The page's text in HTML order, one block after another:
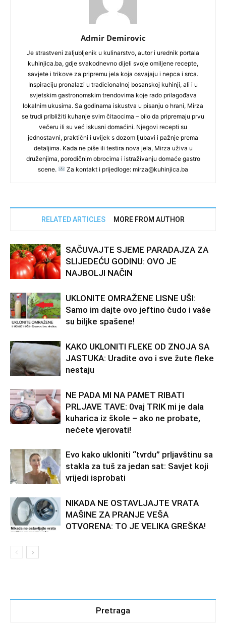
Admir Demirovic
Je strastveni zaljubljenik u kulinarstvo, autor i urednik portala
kuhinjica.ba, gdje svakodnevno dijeli svoje omiljene recepte,
savjete i trikove za pripremu jela koja osvajaju i nepca i srca.
Inspiraciju pronalazi u tradicionalnoj bosanskoj kuhinji, ali i u
svjetskim gastronomskim trendovima koje rado prilagođava
lokalnim ukusima. Sa godinama iskustva u pisanju o hrani, Mirza
se trudi približiti kuhanje svim čitaocima – bilo da pripremaju prvu
večeru ili su već iskusni domaćini. Njegovi recepti su
jednostavni, praktični i uvijek s dozom ljubavi i pažnje prema
detaljima. Kada ne piše ili testira nova jela, Mirza uživa u
druženjima, porodičnim obrocima i istraživanju domaće gastro
scene.
Za kontakt i prijedloge: mirza@kuhinjica.ba
RELATED ARTICLES MORE FROM AUTHOR
SAČUVAJTE SJEME PARADAJZA ZA
SLIJEDEĆU GODINU: OVO JE
NAJBOLJI NAČIN
UKLONITE OMRAŽENE LISNE UŠI:
Samo im dajte ovo jeftino čudo i vaše
su biljke spašene!
KAKO UKLONITI FLEKE OD ZNOJA SA
JASTUKA: Uradite ovo i sve žute fleke
nestaju
NE PADA Ml NA PAMET RlBATI
PRLJAVE TAVE: 0vaj TRIK mi je dala
kuharica iz škole – ako ne probate,
nećete vjerovati!
Evo kako ukloniti “tvrdu” prljavštinu sa
stakla za tuš za jedan sat: Savjet koji
vrijedi isprobati
NIKADA NE OSTAVLJAJTE VRATA
MAŠINE ZA PRANJE VEŠA
OTVORENA: TO JE VELIKA GREŠKA!
Pretraga